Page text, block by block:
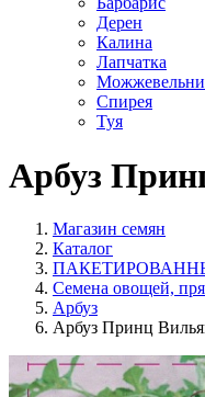
Дерен
Калина
Лапчатка
Спирея
Туя
Арбуз
Магазин семян
Каталог
Семена овощей,
Арбуз
Арбуз Принц